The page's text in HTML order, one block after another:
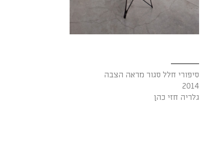
סיפורי חלל סגור מראה הצבה
2014
גלריה חזי כהן